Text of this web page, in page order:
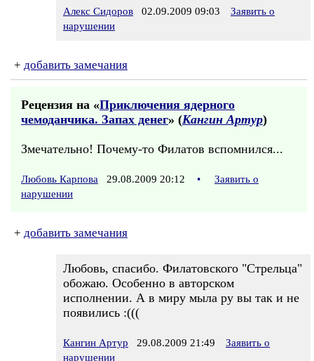
Алекс Сидоров 02.09.2009 09:03
Заявить о
нарушении
+ добавить замечания
Рецензия на «Приключения ядерного
чемоданчика. Запах денег» (Кангин Артур)
Змечательно! Почему-то Филатов вспомнился...
Любовь Карпова 29.08.2009 20:12 •
Заявить о
нарушении
+ добавить замечания
Любовь, спасибо. Филатовского "Стрельца"
обожаю. Особенно в авторском
исполнении. А в миру мыла ру вы так и не
появились :(((
Кангин Артур 29.08.2009 21:49
Заявить о
нарушении